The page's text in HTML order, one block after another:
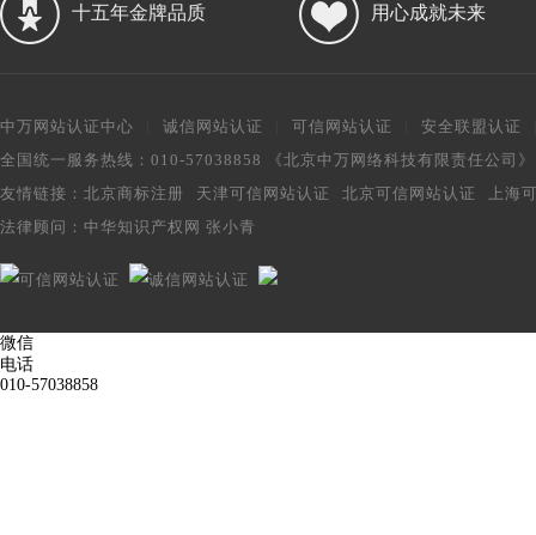
十五年金牌品质 用心成就未来
中万网站认证中心 诚信网站认证 可信网站认证 安全联盟认证
全国统一服务热线：010-57038858 《北京中万网络科技有限责任公司
友情链接： 北京商标注册 天津可信网站认证 北京可信网站认证
上海
法律顾问： 中华知识产权网 张小青
微信
电话
010-57038858